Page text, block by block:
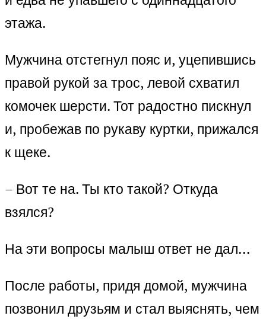
этажа.
Мужчина отстегнул пояс и, уцепившись
правой рукой за трос, левой схватил
комочек шерсти. Тот радостно пискнул
и, пробежав по рукаву куртки, прижался
к щеке.
– Вот те на. Ты кто такой? Откуда
взялся?
На эти вопросы малыш ответ не дал…
После работы, придя домой, мужчина
позвонил друзьям и стал выяснять, чем